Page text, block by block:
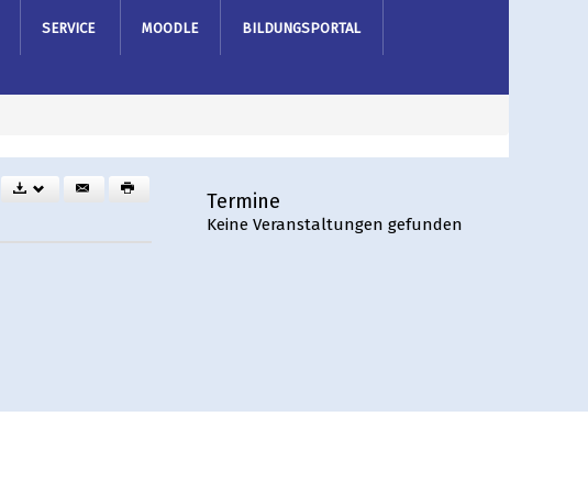
SERVICE MOODLE BILDUNGSPORTAL
Termine
Keine Veranstaltungen gefunden